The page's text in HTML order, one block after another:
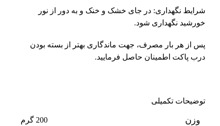
شرایط نگهداری: در جای خشک و خنک و به دور از نور
خورشید نگهداری شود.
پس از هر بار مصرف، جهت ماندگاری بهتر از بسته بودن
درب پاکت اطمینان حاصل فرمایید.
توضیحات تکمیلی
وزن 200 گرم